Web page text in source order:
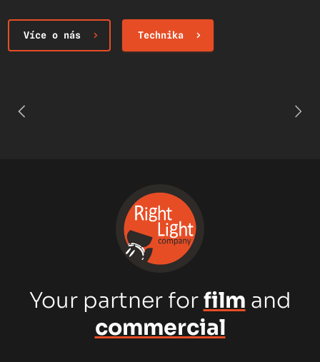
Více o nás Technika
Your partner forfilm and
commercial